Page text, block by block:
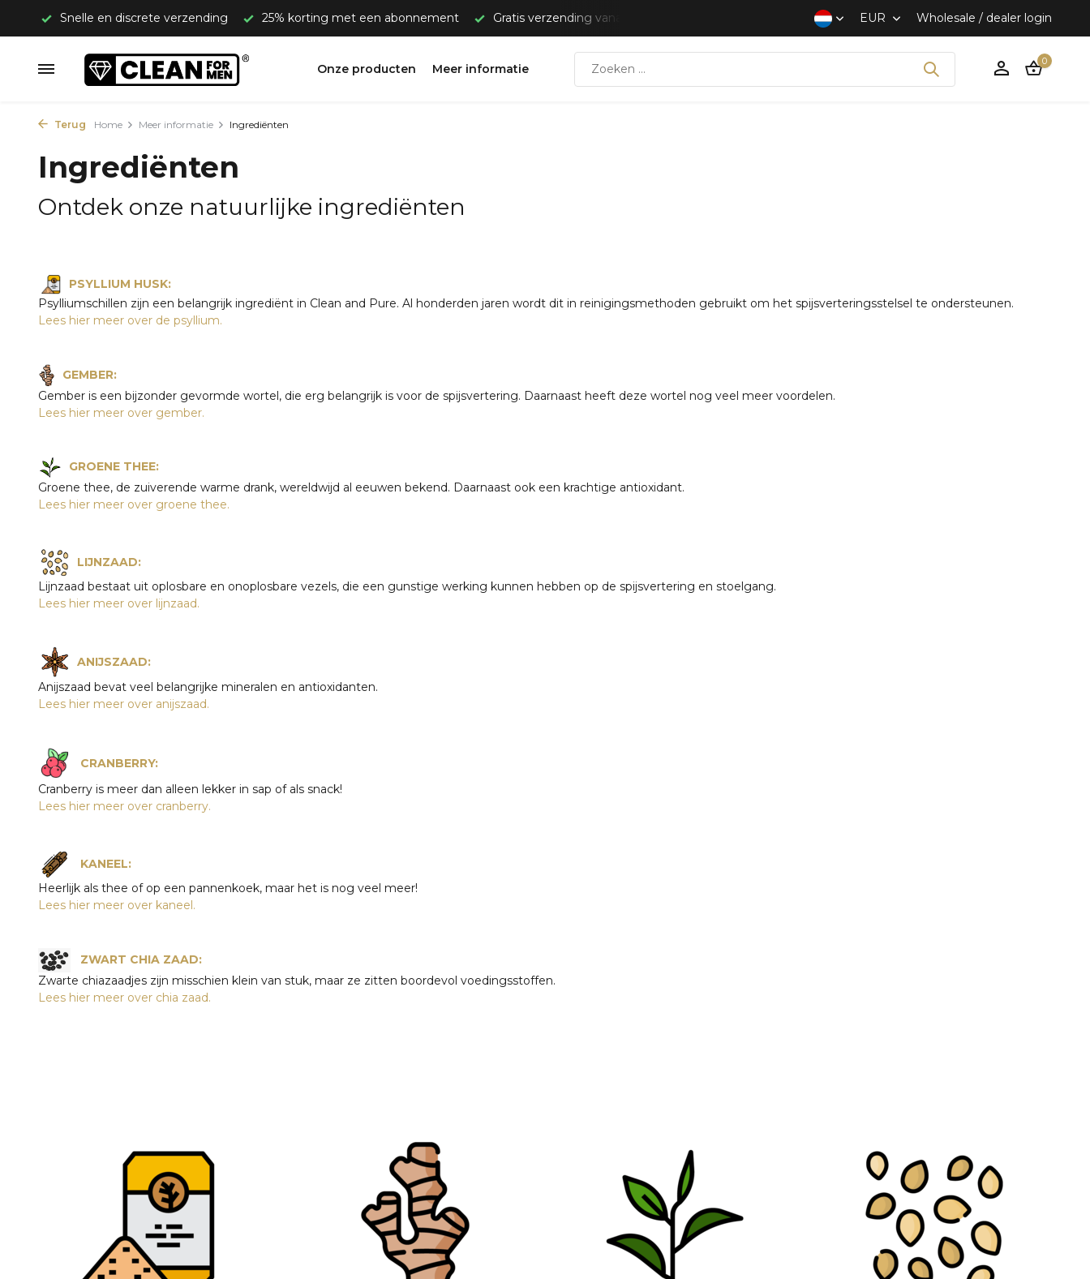
Snelle en discrete verzending 25% korting met een abonnement Gratis verzending vanaf €50,- Snelle en discrete verzending EUR Wholesale / dealer login
Onze producten Meer informatie
0
Terug Home Meer informatie Ingrediënten
Ingrediënten
Ontdek onze natuurlijke ingrediënten
PSYLLIUM HUSK:
Psylliumschillen zijn een belangrijk ingrediënt in Clean and Pure. Al honderden jaren wordt dit in reinigingsmethoden gebruikt om het spijsverteringsstelsel te ondersteunen.
Lees hier meer over de psyllium.
GEMBER:
Gember is een bijzonder gevormde wortel, die erg belangrijk is voor de spijsvertering. Daarnaast heeft deze wortel nog veel meer voordelen.
Lees hier meer over gember.
GROENE THEE:
Groene thee, de zuiverende warme drank, wereldwijd al eeuwen bekend. Daarnaast ook een krachtige antioxidant.
Lees hier meer over groene thee.
LIJNZAAD:
Lijnzaad bestaat uit oplosbare en onoplosbare vezels, die een gunstige werking kunnen hebben op de spijsvertering en stoelgang.
Lees hier meer over lijnzaad.
ANIJSZAAD:
Anijszaad bevat veel belangrijke mineralen en antioxidanten.
Lees hier meer over anijszaad.
CRANBERRY:
Cranberry is meer dan alleen lekker in sap of als snack!
Lees hier meer over cranberry.
KANEEL:
Heerlijk als thee of op een pannenkoek, maar het is nog veel meer!
Lees hier meer over kaneel.
ZWART CHIA ZAAD:
Zwarte chiazaadjes zijn misschien klein van stuk, maar ze zitten boordevol voedingsstoffen.
Lees hier meer over chia zaad.